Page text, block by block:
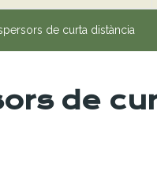
de curta distància
de